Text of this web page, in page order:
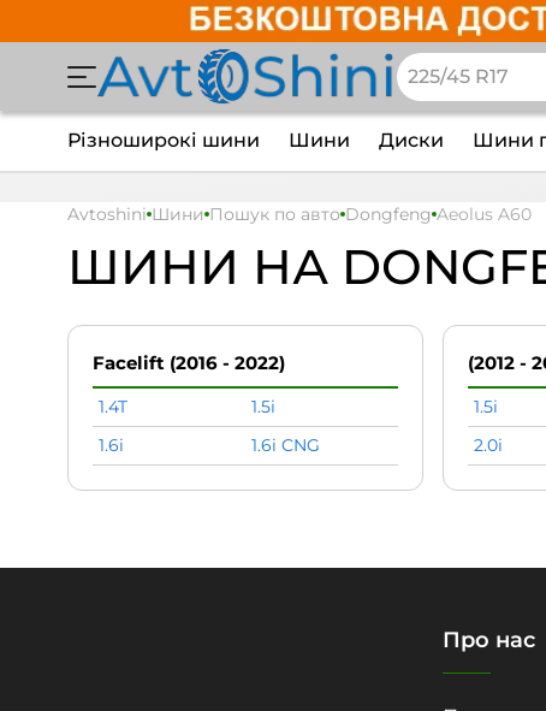
Різноширокі шини Шини Диски Шини
Avtoshini Шини Пошук по авто Dongfeng Aeolus A60
ШИНИ НА
Facelift (2016 - 2022)
1.4T
1.5i
1.6i
1.6i CNG
(2012 -
1.5i
2.0i
Про нас